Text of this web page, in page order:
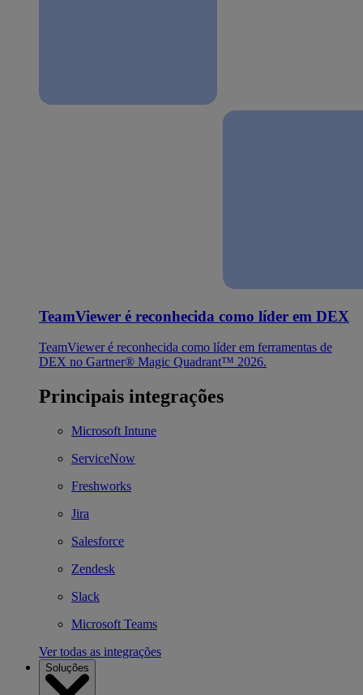
TeamViewer é reconhecida como líder em DEX
TeamViewer é reconhecida como líder em ferramentas de
DEX no Gartner® Magic Quadrant™ 2026.
Principais integrações
Microsoft Intune
ServiceNow
Freshworks
Jira
Salesforce
Zendesk
Slack
Microsoft Teams
Ver todas as integrações
Soluções